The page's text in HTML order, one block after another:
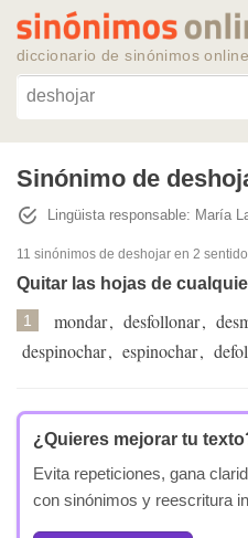
diccionario de sinónimos online
Sinónimos
Temas
Temas
Sinónimo de
Lingüista responsable: María
11 sinónimos de deshojar en 2
Quitar las hojas de
1 mondar, desfollonar,
despinochar, espinochar,
¿Quieres mejorar tu
Evita repeticiones, gana
con sinónimos y reescritura